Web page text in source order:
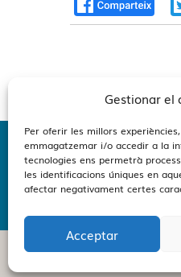
Gestionar el
Per oferir les millors
emmagatzemar i/o accedir a la
tecnologies ens permetrà
les identificacions úniques en
afectar negativament certes
Acceptar